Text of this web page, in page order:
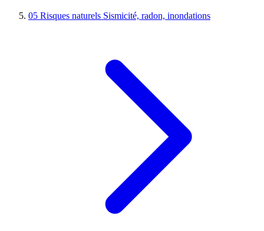
05 Risques naturels Sismicité, radon, inondations